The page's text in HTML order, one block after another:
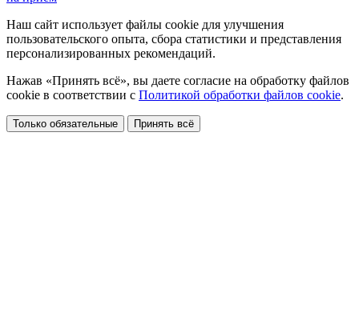
Наш сайт использует файлы cookie для улучшения
пользовательского опыта, сбора статистики и представления
персонализированных рекомендаций.
Нажав «Принять всё», вы даете согласие на обработку файлов
cookie в соответствии с Политикой обработки файлов cookie.
Только обязательные Принять всё